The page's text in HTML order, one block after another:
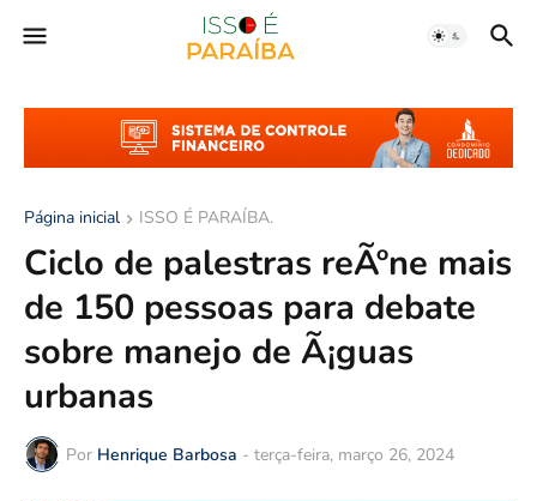
Página inicial ISSO É PARAÍBA.
Ciclo de palestras reÃºne mais
de 150 pessoas para debate
sobre manejo de Ã¡guas
urbanas
Por Henrique Barbosa - terça-feira, março 26, 2024